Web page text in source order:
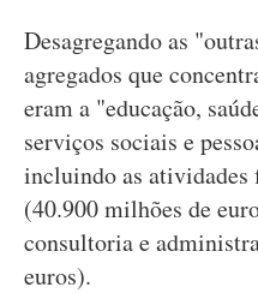
Desagregando as
agregados que
eram a "educação,
serviços sociais e
incluindo as atividades
(40.900 milhões de
consultoria e
euros).